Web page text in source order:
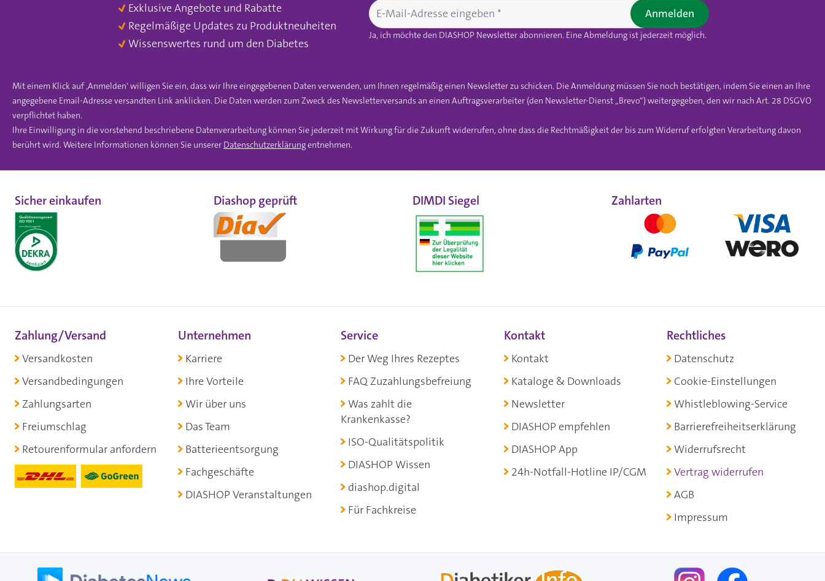
Exklusive Angebote und Rabatte
Regelmäßige Updates zu Produktneuheiten
Wissenswertes rund um den Diabetes
Ja, ich möchte den DIASHOP Newsletter abonnieren. Eine Abmeldung ist jederzeit möglich.
Anmelden
Mit einem Klick auf ‚Anmelden‘ willigen Sie ein, dass wir Ihre eingegebenen Daten verwenden, um Ihnen regelmäßig einen Newsletter zu schicken. Die Anmeldung müssen Sie noch bestätigen, indem Sie einen an Ihre
angegebene Email-Adresse versandten Link anklicken. Die Daten werden zum Zweck des Newsletterversands an einen Auftragsverarbeiter (den Newsletter-Dienst „Brevo“) weitergegeben, den wir nach Art. 28 DSGVO
verpflichtet haben.
Ihre Einwilligung in die vorstehend beschriebene Datenverarbeitung können Sie jederzeit mit Wirkung für die Zukunft widerrufen, ohne dass die Rechtmäßigkeit der bis zum Widerruf erfolgten Verarbeitung davon
berührt wird. Weitere Informationen können Sie unserer Datenschutzerklärungentnehmen.
Sicher einkaufen Diashop geprüft DIMDI Siegel Zahlarten
Zahlung/Versand
Versandkosten
Versandbedingungen
Zahlungsarten
Freiumschlag
Retourenformular anfordern
Unternehmen
Karriere
Ihre Vorteile
Wir über uns
Das Team
Batterieentsorgung
Fachgeschäfte
DIASHOP Veranstaltungen
Service
Der Weg Ihres Rezeptes
FAQ Zuzahlungsbefreiung
Was zahlt die
Krankenkasse?
ISO-Qualitätspolitik
DIASHOP Wissen
diashop.digital
Für Fachkreise
Kontakt
Kontakt
Kataloge & Downloads
Newsletter
DIASHOP empfehlen
DIASHOP App
24h-Notfall-Hotline IP/CGM
Rechtliches
Datenschutz
Cookie-Einstellungen
Whistleblowing-Service
Barrierefreiheitserklärung
Widerrufsrecht
Vertrag widerrufen
AGB
Impressum